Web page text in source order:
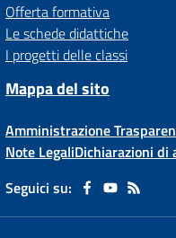
Offerta formativa
Le schede didattiche
I progetti delle classi
Mappa del sito
Amministrazione
Note LegaliDichiarazioni di
Seguici su: